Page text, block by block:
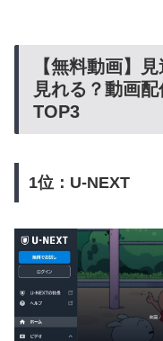
【無料動画】
見れる？動画
TOP3
1位：U-NEXT